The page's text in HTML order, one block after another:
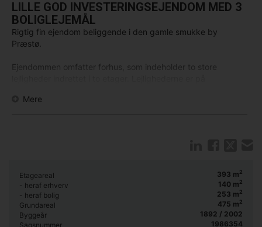
LILLE GOD INVESTERINGSEJENDOM MED 3
BOLIGLEJEMÅL
Rigtig fin ejendom beliggende i den gamle smukke by
Præstø.
Ejendommen omfatter forhus, som indeholder to store
115 m2 og 105 m2
.
salgsprospektet indgår en anslået leje på kr. 1.500,- pr.
måned.
Lille hyggeligt fritliggende hus, som kun indeholder et lejemål
på 33 m2. Lejemålet er sat pænt i stand, og der er udover
Mere
Etageareal 393 m2
- heraf erhverv 140 m2
- heraf bolig 253 m2
Grundareal 475 m2
Byggeår
1892 / 2002
Sagsnummer
1986354